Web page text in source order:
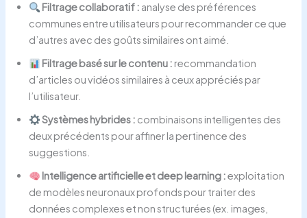
Filtrage collaboratif : analyse des préférences
communes entre utilisateurs pour recommander ce que
d’autres avec des goûts similaires ont aimé.
Filtrage basé sur le contenu : recommandation
d’articles ou vidéos similaires à ceux appréciés par
l’utilisateur.
Systèmes hybrides : combinaisons intelligentes des
deux précédents pour affiner la pertinence des
suggestions.
Intelligence artificielle et deep learning :exploitation
de modèles neuronaux profonds pour traiter des
données complexes et non structurées (ex. images,